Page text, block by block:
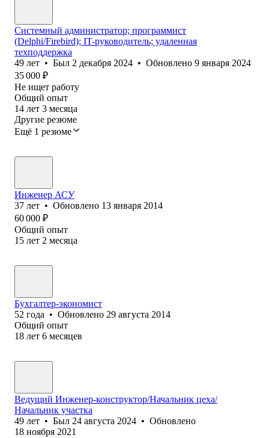
Системный администратор; программист
(Delphi/Firebird); IT-руководитель; удаленная
техподдержка
49 лет • Был 2 декабря 2024 • Обновлено 9 января 2024
35 000 ₽
Не ищет работу
Общий опыт
14 лет 3 месяца
Другие резюме
Ещё 1 резюме
Инженер АСУ
37 лет • Обновлено 13 января 2014
60 000 ₽
Общий опыт
15 лет 2 месяца
Бухгалтер-экономист
52 года • Обновлено 29 августа 2014
Общий опыт
18 лет 6 месяцев
Ведущий Инженер-конструктор/Начальник цеха/
Начальник участка
49 лет • Был 24 августа 2024 • Обновлено
18 ноября 2021